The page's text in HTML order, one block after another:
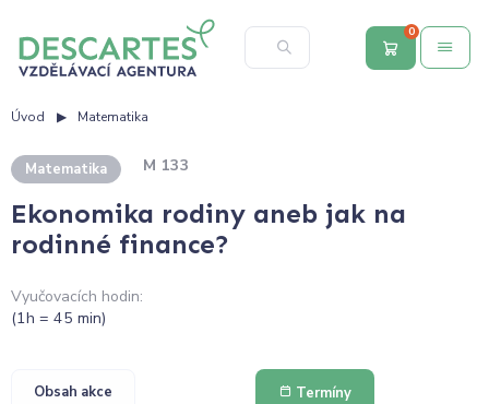
0
Úvod Matematika
Matematika M 133
Ekonomika rodiny aneb jak na
rodinné finance?
Vyučovacích hodin:
(1h = 45 min)
Obsah akce Termíny